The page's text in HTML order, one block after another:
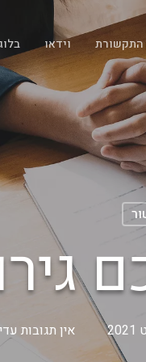
התקשורת וידאו
אין תגובות